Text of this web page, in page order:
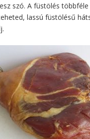
szó. A füstölés
lassú füstölésű